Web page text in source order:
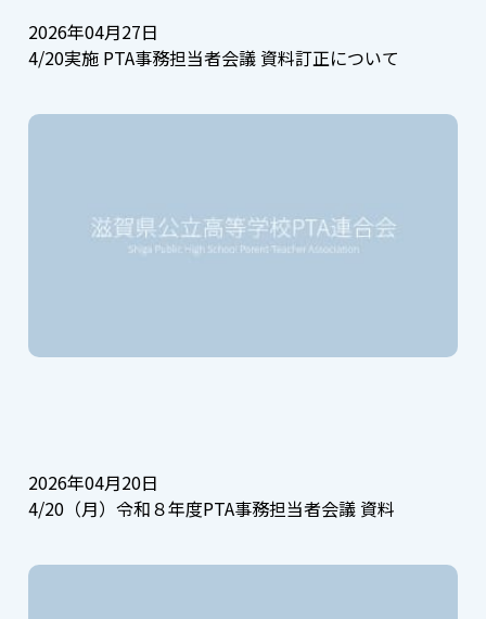
2026年04月27日
4/20実施 PTA事務担当者会議 資料訂正について
2026年04月20日
4/20（月）令和８年度PTA事務担当者会議 資料